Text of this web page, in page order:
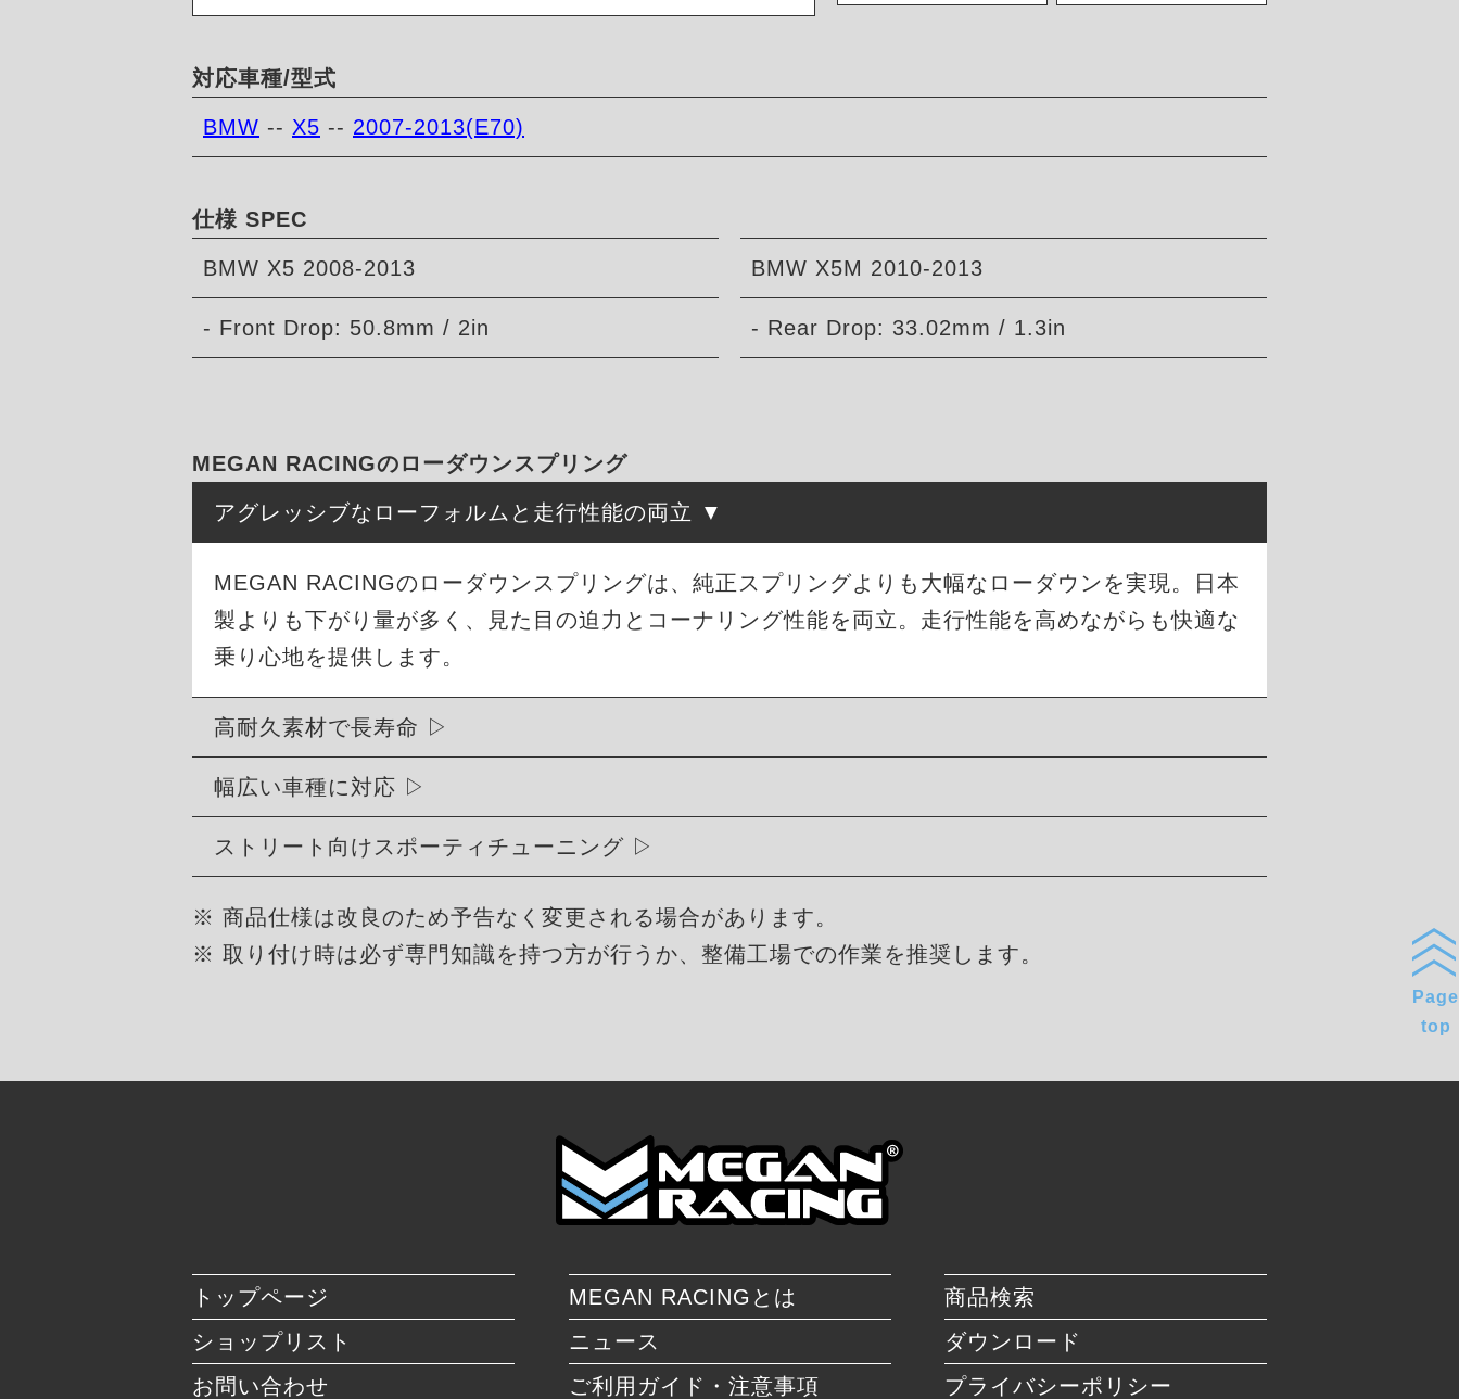
対応車種/型式
BMW -- X5 -- 2007-2013(E70)
仕様 SPEC
BMW X5 2008-2013 BMW X5M 2010-2013
- Front Drop: 50.8mm / 2in - Rear Drop: 33.02mm / 1.3in
MEGAN RACINGのローダウンスプリング
アグレッシブなローフォルムと走行性能の両立
MEGAN RACINGのローダウンスプリングは、純正スプリングよりも大幅なローダウンを実現。日本
製よりも下がり量が多く、見た目の迫力とコーナリング性能を両立。走行性能を高めながらも快適な
乗り心地を提供します。
高耐久素材で長寿命
幅広い車種に対応
ストリート向けスポーティチューニング
※ 商品仕様は改良のため予告なく変更される場合があります。
※ 取り付け時は必ず専門知識を持つ方が行うか、整備工場での作業を推奨します。
トップページ MEGAN RACINGとは
商品検索
ショップリスト
ニュース
ダウンロード
お問い合わせ
ご利用ガイド・注意事項 プライバシーポリシー
Page
top